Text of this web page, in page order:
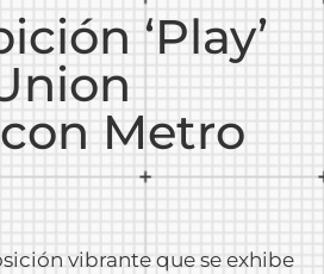
‘Play’
Metro
vibrante que se exhibe